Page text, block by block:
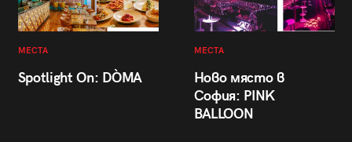
МЕСТА
Spotlight On: DÒMA
МЕСТА
Ново място в
София: PINK
BALLOON